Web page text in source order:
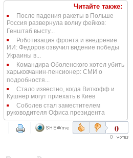
Читайте также:
После падения ракеты в Польше
Россия развернула волну фейков:
Генштаб высту...
Роботизация фронта и внедрение
ИИ: Федоров озвучил видение победы
Украины в...
Командира Оболенского хотел убить
харьковчанин-пенсионер: СМИ о
подробностя...
Стало известно, когда Виткофф и
Кушнер могут приехать в Киев
Соболев стал заместителем
руководителя Офиса президента
0
0